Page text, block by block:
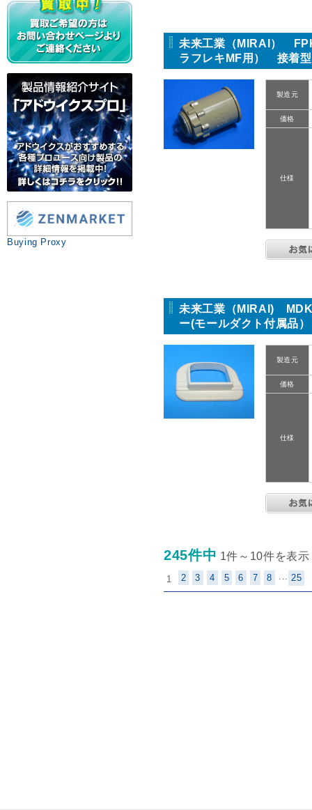
Buying Proxy
未来工業（MIRAI）
ラフレキMF用） 接着
製造元
価格
仕様
未来工業（MIRAI)
ー(モールダクト付属品）
製造元
価格
仕様
245件中 1件～10件を表示
1 2 3 4 5 6 7 8 ... 25